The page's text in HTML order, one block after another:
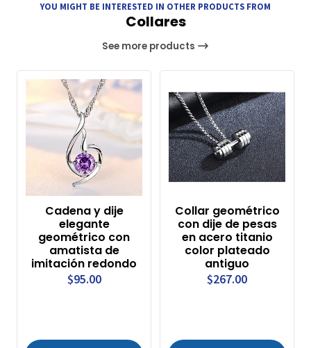
YOU MIGHT BE INTERESTED IN OTHER PRODUCTS FROM
Collares
See more products
Cadena y dije
elegante
geométrico con
amatista de
imitación redondo
$95.00
Collar geométrico
con dije de pesas
en acero titanio
color plateado
antiguo
$267.00